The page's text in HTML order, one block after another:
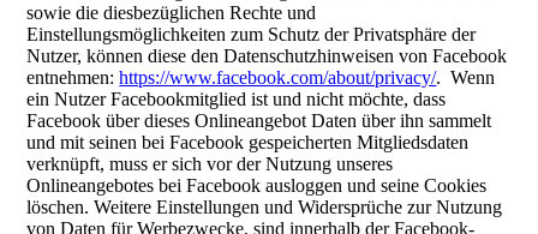
sowie die diesbezüglichen Rechte und
Einstellungsmöglichkeiten zum Schutz der Privatsphäre der
Nutzer, können diese den Datenschutzhinweisen von Facebook
entnehmen:https://www.facebook.com/about/privacy/. Wenn
ein Nutzer Facebookmitglied ist und nicht möchte, dass
Facebook über dieses Onlineangebot Daten über ihn sammelt
und mit seinen bei Facebook gespeicherten Mitgliedsdaten
verknüpft, muss er sich vor der Nutzung unseres
Onlineangebotes bei Facebook ausloggen und seine Cookies
löschen. Weitere Einstellungen und Widersprüche zur Nutzung
von Daten für Werbezwecke, sind innerhalb der Facebook-